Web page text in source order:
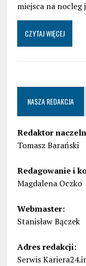
miejsca na
CZYTAJ WIĘCEJ
NASZA REDAKCJA
Redaktor
Tomasz Barański
Redagowanie i
Magdalena Oczko
Webmaster:
Stanisław Bączek
Adres redakcji:
Serwis